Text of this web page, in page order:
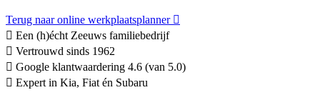
Terug naar online werkplaatsplanner
Een (h)écht Zeeuws familiebedrijf
Vertrouwd sinds 1962
Google klantwaardering 4.6 (van 5.0)
Expert in Kia, Fiat én Subaru